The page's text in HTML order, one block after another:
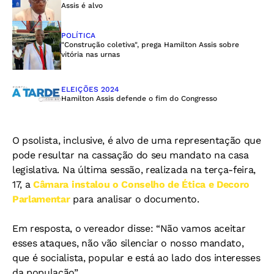
Assis é alvo
POLÍTICA
"Construção coletiva", prega Hamilton Assis sobre
vitória nas urnas
ELEIÇÕES 2024
Hamilton Assis defende o fim do Congresso
O psolista, inclusive, é alvo de uma representação que
pode resultar na cassação do seu mandato na casa
legislativa. Na última sessão, realizada na terça-feira,
17, aCâmara instalou o Conselho de Ética e Decoro
Parlamentarpara analisar o documento.
Em resposta, o vereador disse: “Não vamos aceitar
esses ataques, não vão silenciar o nosso mandato,
que é socialista, popular e está ao lado dos interesses